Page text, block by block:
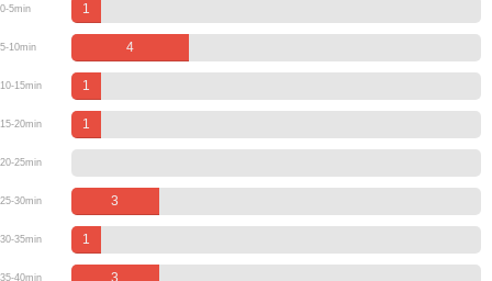
0-5min 1
5-10min 4
10-15min 1
15-20min 1
20-25min
25-30min 3
30-35min 1
35-40min 3